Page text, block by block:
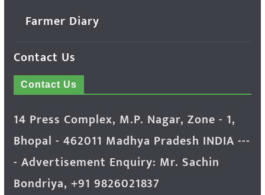
Farmer Diary
Contact Us
Contact Us
14 Press Complex, M.P. Nagar, Zone - 1,
Bhopal - 462011 Madhya Pradesh INDIA ---
- Advertisement Enquiry: Mr. Sachin
Bondriya, +91 9826021837